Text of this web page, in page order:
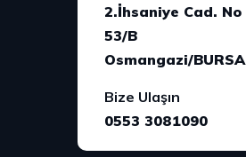
2.İhsaniye Cad. No
53/B
Osmangazi/BURSA
Bize Ulaşın
0553 3081090